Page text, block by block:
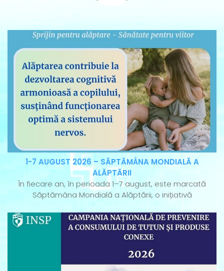
1-7 AUGUST 2026 – SĂPTĂMÂNA MONDIALĂ A
ALĂPTĂRII
În fiecare an, în perioada 1–7 august, este marcată
Săptămâna Mondială a Alăptării, o inițiativă